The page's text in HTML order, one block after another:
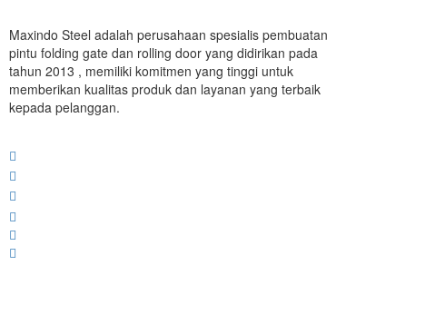
Maxindo Steel adalah perusahaan spesialis pembuatan
pintu folding gate dan rolling door yang didirikan pada
tahun 2013 , memiliki komitmen yang tinggi untuk
memberikan kualitas produk dan layanan yang terbaik
kepada pelanggan.